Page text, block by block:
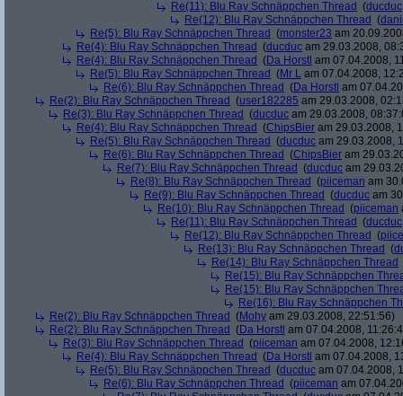
Re(11): Blu Ray Schnäppchen Thread (ducduc
Re(12): Blu Ray Schnäppchen Thread (
Re(5): Blu Ray Schnäppchen Thread (monster23 am
Re(4): Blu Ray Schnäppchen Thread (ducduc am 29.03.2008,
Re(4): Blu Ray Schnäppchen Thread (Da Horstl am 07.04.2008,
Re(5): Blu Ray Schnäppchen Thread (Mr L am 07.04.2008,
Re(6): Blu Ray Schnäppchen Thread (Da Horstl am
Re(2): Blu Ray Schnäppchen Thread (user182285 am 29.03.2008,
Re(3): Blu Ray Schnäppchen Thread (ducduc am 29.03.2008,
Re(4): Blu Ray Schnäppchen Thread (ChipsBier am 29.03.2008,
Re(5): Blu Ray Schnäppchen Thread (ducduc am 29.03.2008,
Re(6): Blu Ray Schnäppchen Thread (ChipsBier am
Re(7): Blu Ray Schnäppchen Thread (ducduc am
Re(8): Blu Ray Schnäppchen Thread (piiceman am
Re(9): Blu Ray Schnäppchen Thread (ducduc am
Re(10): Blu Ray Schnäppchen Thread (piiceman
Re(11): Blu Ray Schnäppchen Thread (ducduc
Re(12): Blu Ray Schnäppchen Thread (
Re(13): Blu Ray Schnäppchen Thread (
Re(14): Blu Ray Schnäppchen Thread
Re(15): Blu Ray Schnäppchen
Re(15): Blu Ray Schnäppchen
Re(16): Blu Ray Schnäppchen
Re(2): Blu Ray Schnäppchen Thread (Mohy am 29.03.2008, 22:51:56)
Re(2): Blu Ray Schnäppchen Thread (Da Horstl am 07.04.2008,
Re(3): Blu Ray Schnäppchen Thread (piiceman am 07.04.2008,
Re(4): Blu Ray Schnäppchen Thread (Da Horstl am 07.04.2008,
Re(5): Blu Ray Schnäppchen Thread (ducduc am 07.04.2008,
Re(6): Blu Ray Schnäppchen Thread (piiceman am